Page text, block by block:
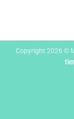
Copyright 2026 ©